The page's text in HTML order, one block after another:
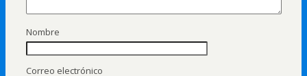
Nombre
Correo electrónico